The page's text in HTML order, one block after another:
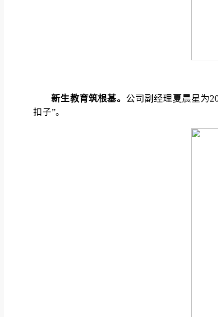
新生教育筑根基。 公司副经理夏晨星为
扣子”。